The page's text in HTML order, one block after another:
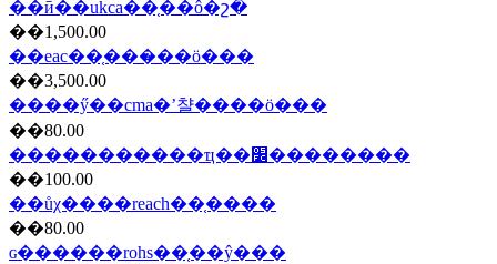
��ӣ��ukca��֤��ô�շ�
��1,500.00
��eac��֤���̷��ö���
��3,500.00
����ӳ��cma�ʼ챨����ö���
��80.00
�����������ҵ��׼��������
��100.00
��ůχ����reach��֤����
��80.00
ɢ������rohs��֤��ŷ���